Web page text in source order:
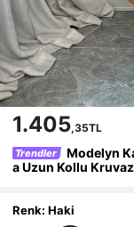
1.405,35TL
Trendler
Modelyn
a Uzun Kollu
Renk: Haki